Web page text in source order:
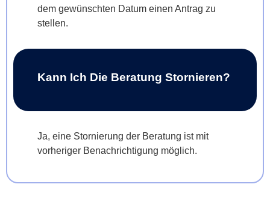
dem gewünschten Datum einen Antrag zu
stellen.
Kann Ich Die Beratung Stornieren?
Ja, eine Stornierung der Beratung ist mit
vorheriger Benachrichtigung möglich.